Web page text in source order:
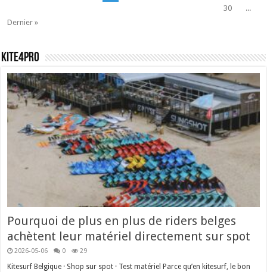
30
...
Dernier »
Kite4pro
Pourquoi de plus en plus de riders belges
achètent leur matériel directement sur spot
2026-05-06 0 29
Kitesurf Belgique · Shop sur spot · Test matériel Parce qu’en kitesurf, le bon